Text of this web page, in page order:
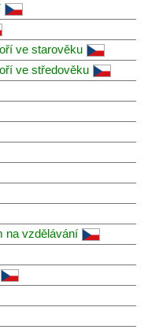
ve starověku
ve středověku
na vzdělávání